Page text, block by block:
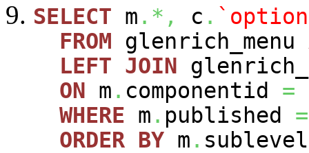
SELECT m .*, c .
FROM glenrich_menu
LEFT JOIN
ON m . componentid =
WHERE m . published =
ORDER BY m . sublevel